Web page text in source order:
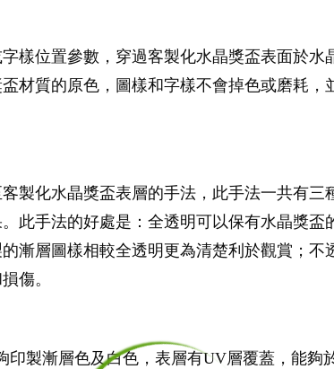
樣位置參數，穿過客製化水晶獎盃表面於水
材質的原色，圖樣和字樣不會掉色或磨耗，
製化水晶獎盃表層的手法，此手法一共有
此手法的好處是：全透明可以保有水晶獎
漸層圖樣相較全透明更為清楚利於觀賞；不
傷。
製漸層色及白色，表層有UV層覆蓋，能夠